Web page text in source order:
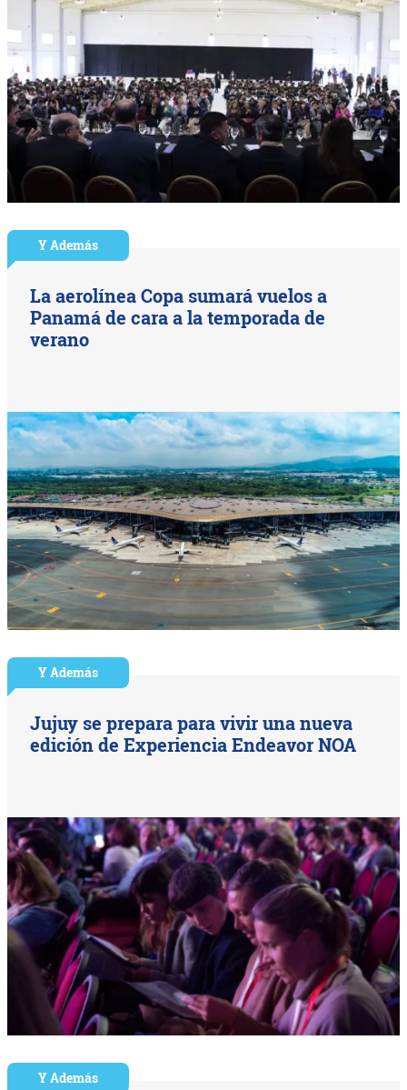
Y Además
La aerolínea Copa sumará vuelos a
Panamá de cara a la temporada de
verano
Y Además
Jujuy se prepara para vivir una nueva
edición de Experiencia Endeavor NOA
Y Además